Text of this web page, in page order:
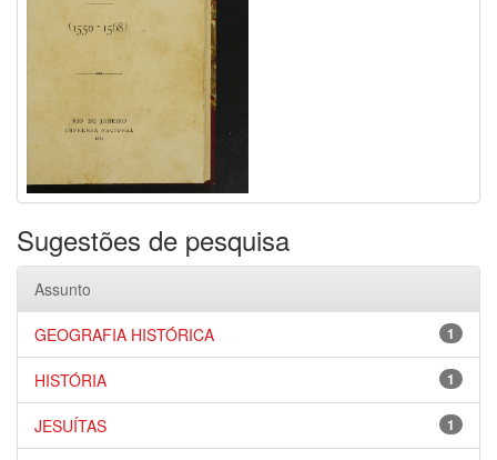
Sugestões de pesquisa
Assunto
1
GEOGRAFIA HISTÓRICA
1
HISTÓRIA
1
JESUÍTAS